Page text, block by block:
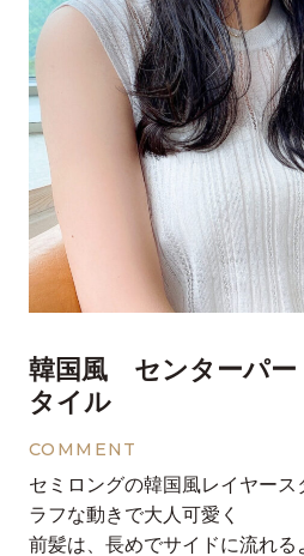
韓国風 センターパ
タイル
COMMENT
セミロングの韓国風レイヤース
ラフな動きで大人可愛く
前髪は、長めでサイドに流れる